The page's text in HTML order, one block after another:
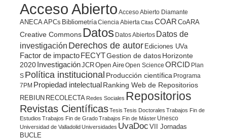
Acceso Abierto Acceso Abierto Diamante
ANECAAPCs BibliometríaCiencia Abierta Citas COAR CoARA
Creative Commons Datos Datos Abiertos Datos de
investigación Derechos de autor Ediciones UVa
Factor de impacto FECYTGestion de datosHorizonte
2020 InvestigaciónJCROpen AireOpen Science ORCID Plan
S Política institucional Producción científica Programa
7PM Propiedad intelectualRanking Web de Repositorios
REBIUN RECOLECTA Redes Sociales Repositorios
Revistas CientíficasTesis Tesis Doctorales Trabajos Fin de
Estudios Trabajos Fin de GradoTrabajos Fin de Máster Unesco
Universidad de Valladolid Universidades UvaDoc VII Jornadas
BUCLE